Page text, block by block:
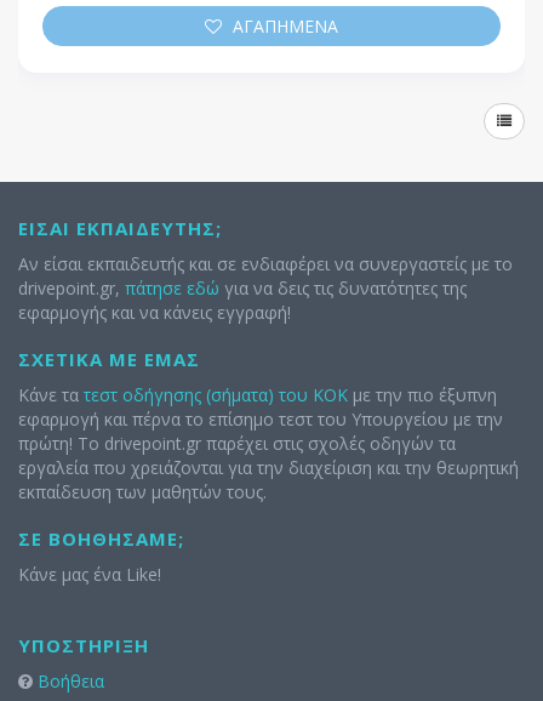
ΑΓΑΠΗΜΕΝΑ
ΕΊΣΑΙ ΕΚΠΑΙΔΕΥΤΉΣ;
Αν είσαι εκπαιδευτής και σε ενδιαφέρει να συνεργαστείς με το
drivepoint.gr, πάτησε εδώ για να δεις τις δυνατότητες της
εφαρμογής και να κάνεις εγγραφή!
ΣΧΕΤΙΚΆ ΜΕ ΕΜΆΣ
Κάνε τα τεστ οδήγησης (σήματα) του ΚΟΚ με την πιο έξυπνη
εφαρμογή και πέρνα το επίσημο τεστ του Υπουργείου με την
πρώτη! Το drivepoint.gr παρέχει στις σχολές οδηγών τα
εργαλεία που χρειάζονται για την διαχείριση και την θεωρητική
εκπαίδευση των μαθητών τους.
ΣΕ ΒΟΗΘΉΣΑΜΕ;
Κάνε μας ένα Like!
ΥΠΟΣΤΉΡΙΞΗ
Βοήθεια